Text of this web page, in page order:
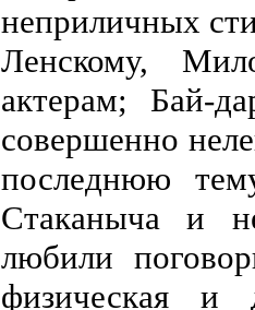
неприличных
Ленскому,
актерам; Бай-
совершенно
последнюю
Стаканыча и
любили
физическая и